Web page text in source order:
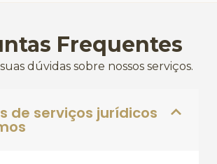
Frequentes
dúvidas sobre nossos serviços.
de serviços jurídicos